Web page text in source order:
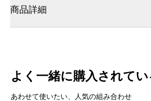
商品詳細
よく一緒に購入されて
あわせて使いたい、人気の組み合わせ